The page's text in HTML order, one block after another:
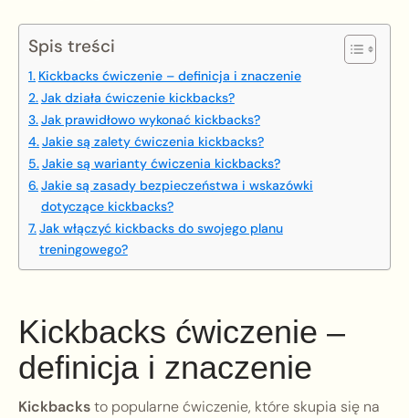
Spis treści
Kickbacks ćwiczenie – definicja i znaczenie
Jak działa ćwiczenie kickbacks?
Jak prawidłowo wykonać kickbacks?
Jakie są zalety ćwiczenia kickbacks?
Jakie są warianty ćwiczenia kickbacks?
Jakie są zasady bezpieczeństwa i wskazówki
dotyczące kickbacks?
Jak włączyć kickbacks do swojego planu
treningowego?
Kickbacks ćwiczenie –
definicja i znaczenie
Kickbacksto popularne ćwiczenie, które skupia się na